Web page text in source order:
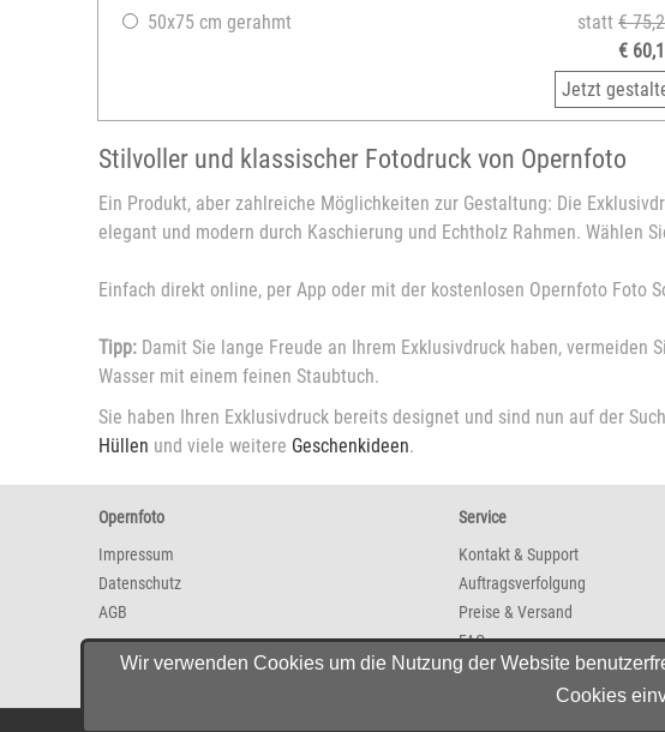
50x75 cm gerahmt
statt €
€
Jetzt
Stilvoller und klassischer Fotodruck von Opernfoto
Ein Produkt, aber zahlreiche Möglichkeiten zur Gestaltung: Die
elegant und modern durch Kaschierung und Echtholz Rahmen.
Einfach direkt online, per App oder mit der kostenlosen Opernfoto Foto
Tipp: Damit Sie lange Freude an Ihrem Exklusivdruck haben,
Wasser mit einem feinen Staubtuch.
Sie haben Ihren Exklusivdruck bereits designet und sind nun auf der
Hüllen und viele weitere Geschenkideen.
Opernfoto
Impressum
Datenschutz
AGB
Service
Kontakt & Support
Auftragsverfolgung
Preise & Versand
FAQ
Newsletter
© 2026 Opernfoto
Wir verwenden Cookies um die Nutzung der Website
Cookies